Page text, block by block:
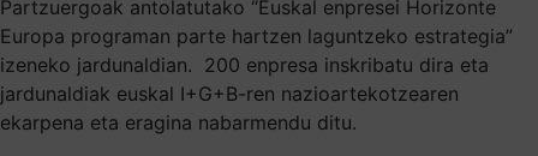
Partzuergoak antolatutako “Euskal enpresei Horizonte
Europa programan parte hartzen laguntzeko estrategia”
izeneko jardunaldian. 200 enpresa inskribatu dira eta
jardunaldiak euskal I+G+B-ren nazioartekotzearen
ekarpena eta eragina nabarmendu ditu.